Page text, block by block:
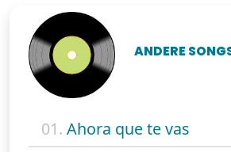
ANDERE
01. Ahora que te vas